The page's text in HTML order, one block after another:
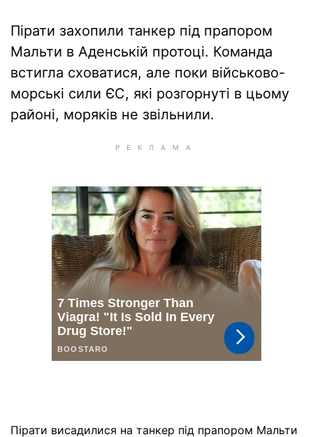
Пірати захопили танкер під прапором
Мальти в Аденській протоці. Команда
встигла сховатися, але поки військово-
морські сили ЄС, які розгорнуті в цьому
районі, моряків не звільнили.
Пірати висадилися на танкер під прапором Мальти